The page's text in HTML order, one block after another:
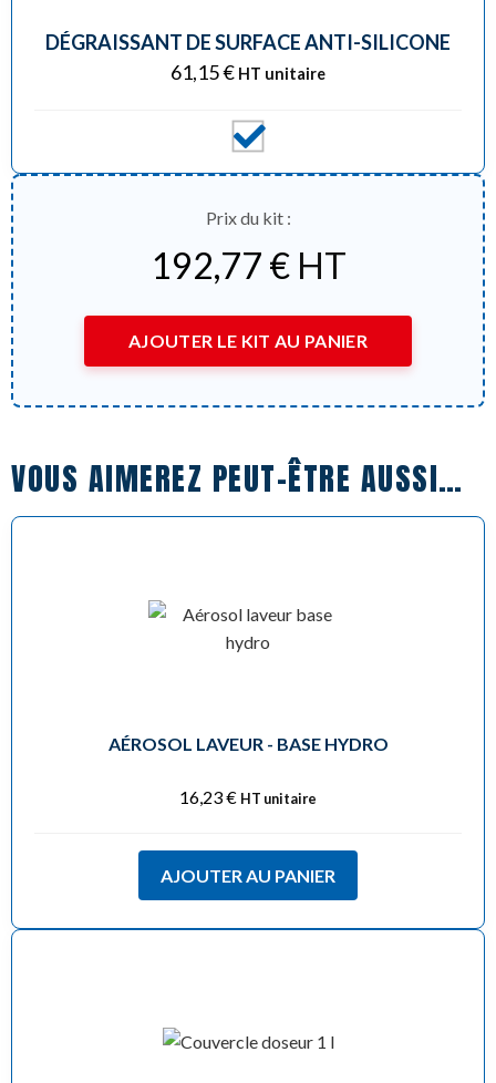
DÉGRAISSANT DE SURFACE ANTI-SILICONE
61,15€ HT unitaire
Prix du kit :
192,77 €HT
AJOUTER LE KIT AU PANIER
VOUS AIMEREZ PEUT-ÊTRE AUSSI…
AÉROSOL LAVEUR - BASE HYDRO
16,23€ HT unitaire
AJOUTER AU PANIER